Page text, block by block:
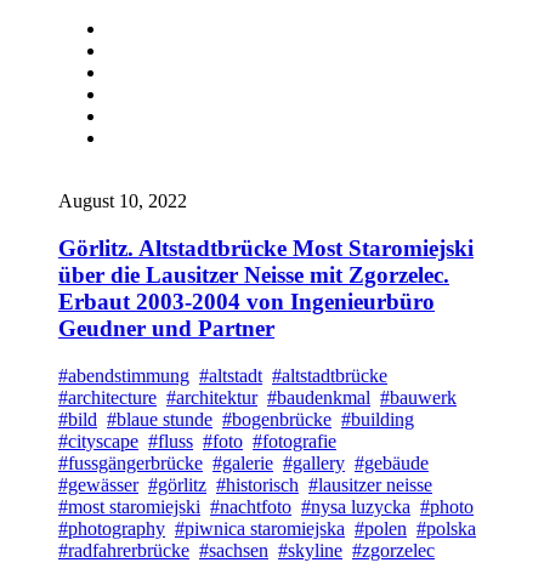
August 10, 2022
Görlitz. Altstadtbrücke Most Staromiejski
über die Lausitzer Neisse mit Zgorzelec.
Erbaut 2003-2004 von Ingenieurbüro
Geudner und Partner
#abendstimmung #altstadt #altstadtbrücke
#architecture #architektur #baudenkmal #bauwerk
#bild #blaue stunde #bogenbrücke #building
#cityscape #fluss #foto #fotografie
#fussgängerbrücke #galerie #gallery #gebäude
#gewässer #görlitz #historisch #lausitzer neisse
#most staromiejski #nachtfoto #nysa luzycka #photo
#photography #piwnica staromiejska #polen #polska
#radfahrerbrücke #sachsen #skyline #zgorzelec